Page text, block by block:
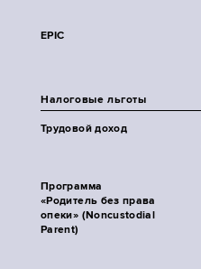
EPIC
Налоговые льготы
Трудовой доход
Программа
«Родитель без права
опеки» (Noncustodial
Parent)